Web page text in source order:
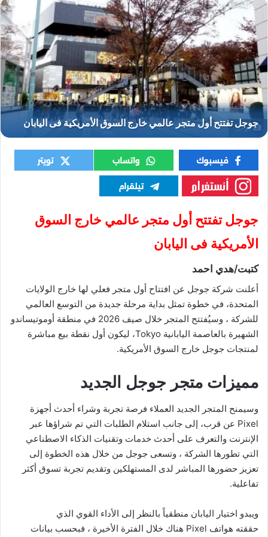
جوجل
جوجل تفتتح أول متجر عالمي خارج السوق
الأمريكية فى اليابان
كتبت/هدي احمد
أعلنت شركة جوجل عن افتتاح أول متجر فعلي لها خارج الولايات
المتحدة، في خطوة تمثل بداية مرحلة جديدة من التوسع العالمي
للشركة ، وسيُفتتح المتجر خلال صيف 2026 في منطقة أوموتيساندو
الشهيرة بالعاصمة اليابانية Tokyo، ليكون أول نقطة بيع مباشرة
لمنتجات جوجل خارج السوق الأمريكية.
مميزات متجر جوجل الجديد
وسيمنح المتجر الجديد العملاء فرصة تجربة وشراء أحدث أجهزة
Pixel عن قرب، إلى جانب استلام الطلبات التي تم شراؤها عبر
الإنترنت والتعرف على أحدث خدمات وتقنيات الذكاء الاصطناعي
التي تطورها الشركة ، وتسعى جوجل من خلال هذه الخطوة إلى
تعزيز حضورها المباشر لدى المستهلكين وتقديم تجربة تسوق أكثر
تفاعلية.
ويبدو اختيار اليابان منطقياً بالنظر إلى الأداء القوي الذي
حققته هواتف Pixel هناك خلال الفترة الأخيرة ، فبحسب بيانات